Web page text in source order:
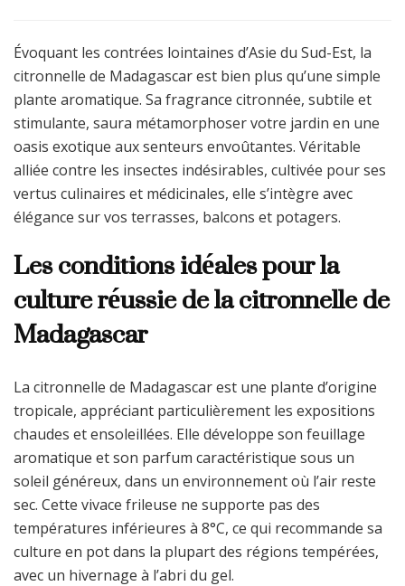
de
la
Évoquant les contrées lointaines d’Asie du Sud-Est, la
citronnelle de Madagascar est bien plus qu’une simple
plante aromatique. Sa fragrance citronnée, subtile et
stimulante, saura métamorphoser votre jardin en une
oasis exotique aux senteurs envoûtantes. Véritable
alliée contre les insectes indésirables, cultivée pour ses
vertus culinaires et médicinales, elle s’intègre avec
élégance sur vos terrasses, balcons et potagers.
Les conditions idéales pour la
culture réussie de la citronnelle de
Madagascar
La citronnelle de Madagascar est une plante d’origine
tropicale, appréciant particulièrement les expositions
chaudes et ensoleillées. Elle développe son feuillage
aromatique et son parfum caractéristique sous un
soleil généreux, dans un environnement où l’air reste
sec. Cette vivace frileuse ne supporte pas des
températures inférieures à 8°C, ce qui recommande sa
culture en pot dans la plupart des régions tempérées,
avec un hivernage à l’abri du gel.